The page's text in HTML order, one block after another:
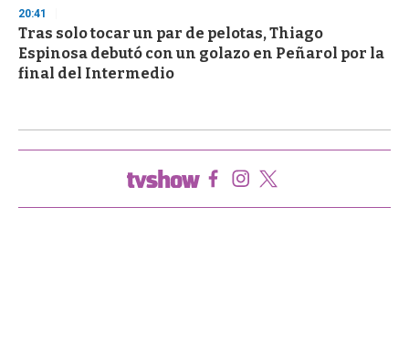
20:41
Tras solo tocar un par de pelotas, Thiago
Espinosa debutó con un golazo en Peñarol por la
final del Intermedio